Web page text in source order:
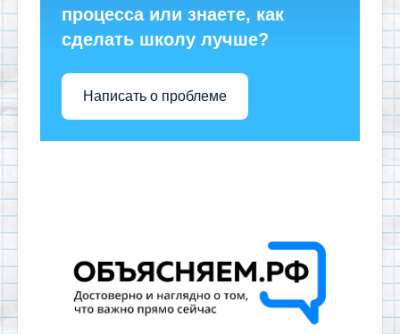
процесса или знаете, как
сделать школу лучше?
Написать о проблеме